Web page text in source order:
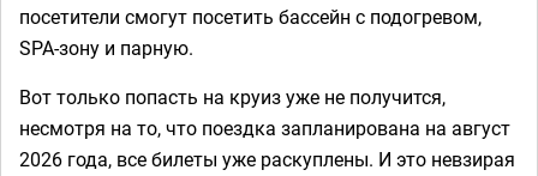
посетители смогут посетить бассейн с подогревом,
SPA-зону и парную.
Вот только попасть на круиз уже не получится,
несмотря на то, что поездка запланирована на август
2026 года, все билеты уже раскуплены. И это невзирая